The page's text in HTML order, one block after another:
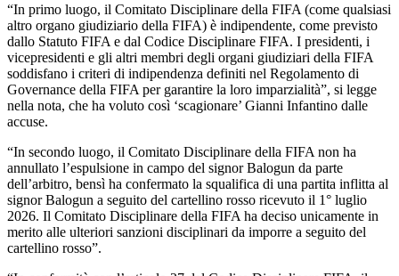
“In primo luogo, il Comitato Disciplinare della FIFA (come qualsiasi
altro organo giudiziario della FIFA) è indipendente, come previsto
dallo Statuto FIFA e dal Codice Disciplinare FIFA. I presidenti, i
vicepresidenti e gli altri membri degli organi giudiziari della FIFA
soddisfano i criteri di indipendenza definiti nel Regolamento di
Governance della FIFA per garantire la loro imparzialità”, si legge
nella nota, che ha voluto così ‘scagionare’ Gianni Infantino dalle
accuse.
“In secondo luogo, il Comitato Disciplinare della FIFA non ha
annullato l’espulsione in campo del signor Balogun da parte
dell’arbitro, bensì ha confermato la squalifica di una partita inflitta al
signor Balogun a seguito del cartellino rosso ricevuto il 1° luglio
2026. Il Comitato Disciplinare della FIFA ha deciso unicamente in
merito alle ulteriori sanzioni disciplinari da imporre a seguito del
cartellino rosso”.